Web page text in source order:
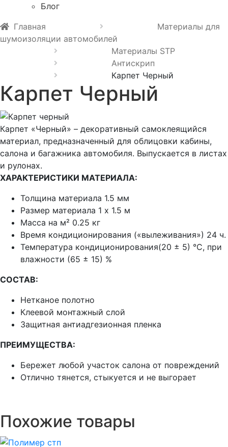
Блог
Главная
Материалы для
шумоизоляции автомобилей
Материалы STP
Антискрип
Карпет Черный
Карпет Черный
Карпет «Черный» – декоративный самоклеящийся
материал, предназначенный для облицовки кабины,
салона и багажника автомобиля. Выпускается в листах
и рулонах.
ХАРАКТЕРИСТИКИ МАТЕРИАЛА:
Толщина материала 1.5 мм
Размер материала 1 х 1.5 м
Масса на м² 0.25 кг
Время кондиционирования («вылеживания») 24 ч.
Температура кондиционирования(20 ± 5) °C, при
влажности (65 ± 15) %
СОСТАВ:
Нетканое полотно
Клеевой монтажный слой
Защитная антиадгезионная пленка
ПРЕИМУЩЕСТВА:
Бережет любой участок салона от повреждений
Отлично тянется, стыкуется и не выгорает
Похожие товары